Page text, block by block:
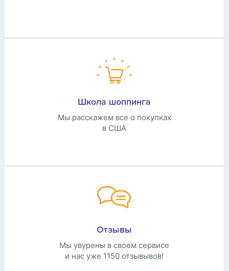
Школа шоппинга
Мы расскажем все о покупках
в США
Отзывы
Мы увурены в своем сервисе
и нас уже 1150 отзывывов!